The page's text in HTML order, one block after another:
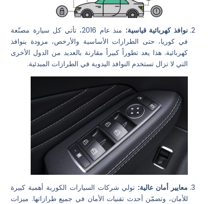
نوافذ كهربائية قياسية:
منذ عام 2016، تأتي كل سيارة مصنّعة
في كوريا، حتى الطرازات الأساسية والأرخص، مزودة بنوافذ
كهربائية. هذا يعد تطوراً كبيراً مقارنة بالعديد من الدول الأخرى
التي لا تزال تستخدم النوافذ اليدوية في الطرازات المبدئية.
معايير أمان عالية: تولي شركات السيارات الكورية أهمية كبيرة
للأمان، وتضمّن أحدث تقنيات الأمان في جميع طرازاتها. ميزات